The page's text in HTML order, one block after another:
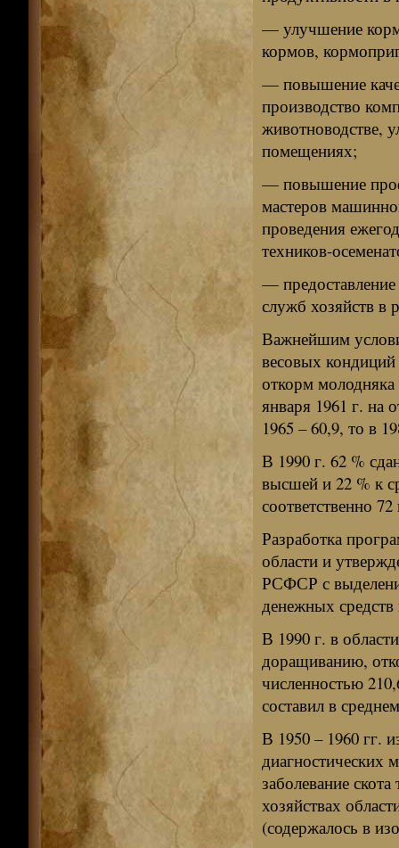
— улучшение
кормов,
— повышение
производство
животноводстве,
помещениях;
— повышение
мастеров
проведения
техников-
— предоставление
служб хозяйств в
Важнейшим
весовых кондиций
откорм
января 1961 г. на
1965 – 60,9, то в
В 1990 г. 62 %
высшей и 22 % к
соответственно
Разработка
области и
РСФСР с
денежных средств
В 1990 г. в
доращиванию,
численностью
составил в
В 1950 – 1960 гг.
диагностических
заболевание
хозяйствах
(содержалось в